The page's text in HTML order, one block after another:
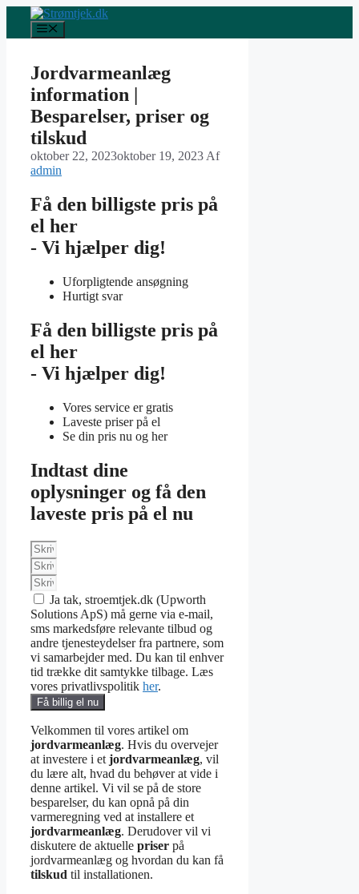
indhold
Jordvarmeanlæg
information |
Besparelser, priser og
tilskud
oktober 22, 2023oktober 19, 2023 Af
admin
Få den billigste pris på
el her
- Vi hjælper dig!
Uforpligtende ansøgning
Hurtigt svar
Få den billigste pris på
el her
- Vi hjælper dig!
Vores service er gratis
Laveste priser på el
Se din pris nu og her
Indtast dine
oplysninger og få den
laveste pris på el nu
Ja tak, stroemtjek.dk (Upworth
Solutions ApS) må gerne via e-mail,
sms markedsføre relevante tilbud og
andre tjenesteydelser fra partnere, som
vi samarbejder med. Du kan til enhver
tid trække dit samtykke tilbage. Læs
vores privatlivspolitik her.
Få billig el nu
Velkommen til vores artikel om
jordvarmeanlæg. Hvis du overvejer
at investere i et jordvarmeanlæg, vil
du lære alt, hvad du behøver at vide i
denne artikel. Vi vil se på de store
besparelser, du kan opnå på din
varmeregning ved at installere et
jordvarmeanlæg. Derudover vil vi
diskutere de aktuelle priser på
jordvarmeanlæg og hvordan du kan få
tilskud til installationen.